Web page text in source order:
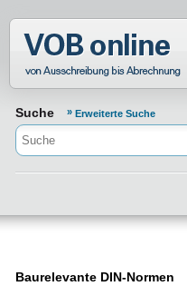
Normenportal
Suche Erweiterte Suche
Baurelevante DIN-Normen